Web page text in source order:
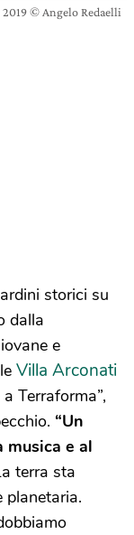
© Angelo Redaelli
storici su
dalla
e
Villa Arconati
Terraforma”,
“Un
e al
terra sta
planetaria.